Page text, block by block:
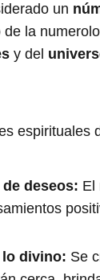
un
la
y del
espirituales
deseos: El
divino: Se